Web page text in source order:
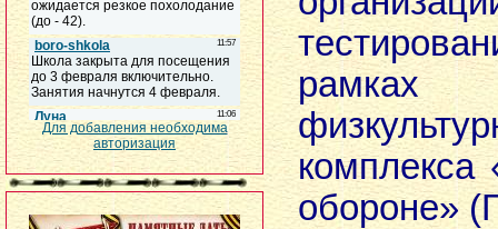
Для добавления необходима
авторизация
рамках
комплекса
обороне»